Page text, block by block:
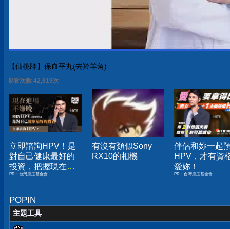
【仙桃牌】保血平丸(去羚羊角)
觀看次數 42,819次
立即諮詢HPV！是
對自己健康最好的
投資，把握現在不
嫌晚！
PR・台灣癌症基金會
有沒有類似Sony
RX10的相機
伴侶和妳一起
HPV，才有資
愛妳！
PR・台灣癌症基金會
POPIN
主題工具